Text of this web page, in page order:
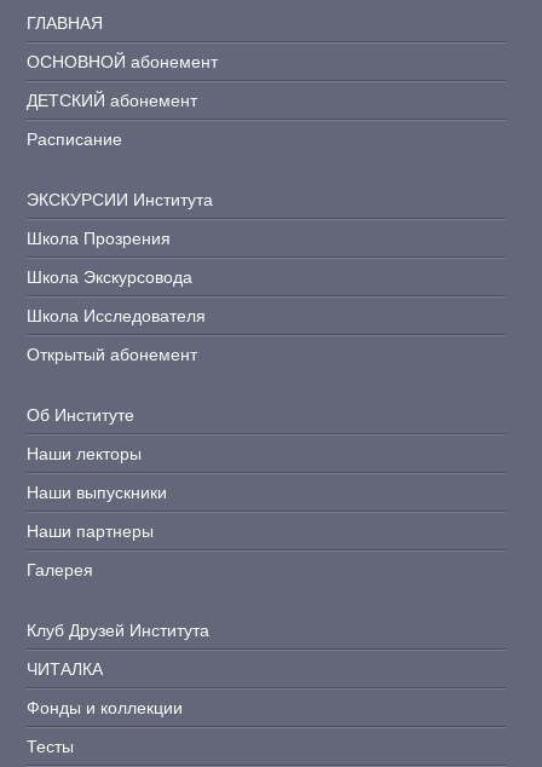
ГЛАВНАЯ
ОСНОВНОЙ абонемент
ДЕТСКИЙ абонемент
Расписание
ЭКСКУРСИИ Института
Школа Прозрения
Школа Экскурсовода
Школа Исследователя
Открытый абонемент
Об Институте
Наши лекторы
Наши выпускники
Наши партнеры
Галерея
Клуб Друзей Института
ЧИТАЛКА
Фонды и коллекции
Тесты